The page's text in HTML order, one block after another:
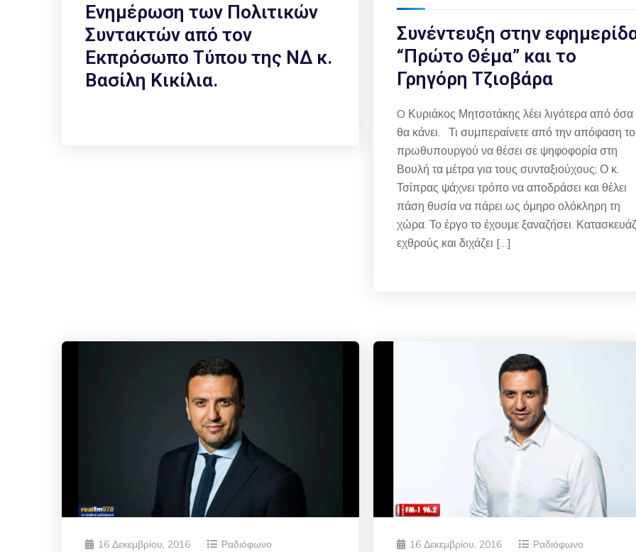
Ενημέρωση των Πολιτικών
Συντακτών από τον
Εκπρόσωπο Τύπου της ΝΔ κ.
Βασίλη Κικίλια.
Συνέντευξη στην
“Πρώτο Θέμα” και το
Γρηγόρη Τζιοβάρα
O Κυριάκος Μητσοτάκης λέει λιγότερα από όσα
θα κάνει. Τι συμπεραίνετε από την απόφαση
πρωθυπουργού να θέσει σε ψηφοφορία στη
Βουλή τα μέτρα για τους συνταξιούχους; Ο κ.
Τσίπρας ψάχνει τρόπο να αποδράσει και θέλει
πάση θυσία να πάρει ως όμηρο ολόκληρη τη
χώρα. Το έργο το έχουμε ξαναζήσει.
εχθρούς και διχάζει […]
16 Δεκεμβρίου, 2016 Ραδιόφωνο 16 Δεκεμβρίου, 2016 Ραδιόφωνο